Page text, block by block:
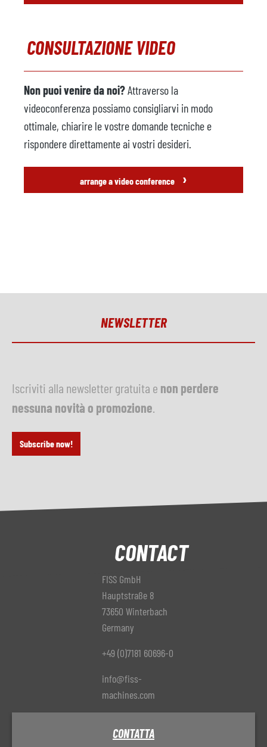
CONSULTAZIONE VIDEO
Non puoi venire da noi?Attraverso la
videoconferenza possiamo consigliarvi in modo
ottimale, chiarire le vostre domande tecniche e
rispondere direttamente ai vostri desideri.
arrange a video conference ›
NEWSLETTER
Iscriviti alla newsletter gratuita e non perdere
nessuna novità o promozione
Subscribe now!
CONTACT
FISS GmbH
Hauptstraße 8
73650 Winterbach
Germany
+49 (0)7181 60696-0
info@fiss-
machines.com
CONTATTA